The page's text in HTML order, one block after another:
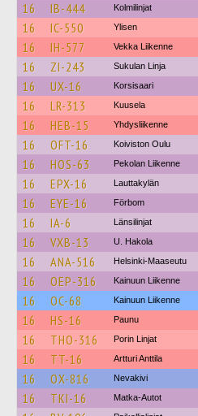
16 IB-444 Kolmilinjat
16 IC-550 Ylisen
16 IH-577 Vekka Liikenne
16 ZI-243 Sukulan Linja
16 UX-16 Korsisaari
16 LR-313 Kuusela
16 HEB-15 Yhdysliikenne
16 OFT-16 Koiviston Oulu
16 HOS-63 Pekolan Liikenne
16 EPX-16 Lauttakylän
16 EYE-16 Förbom
16 IA-6 Länsilinjat
16 VXB-13 U. Hakola
16 ANA-516 Helsinki-Maaseutu
16 OEP-316 Kainuun Liikenne
16 OC-68 Kainuun Liikenne
16 HS-16 Paunu
16 THO-316 Porin Linjat
16 TT-16 Artturi Anttila
16 OX-816 Nevakivi
16 TKI-16 Matka-Autot